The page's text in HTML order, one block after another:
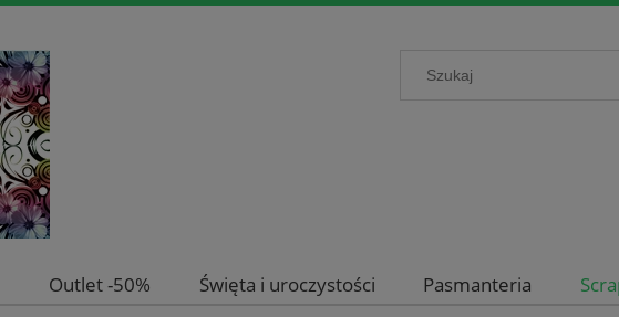
Outlet -50% Święta i uroczystości Pasmanteria